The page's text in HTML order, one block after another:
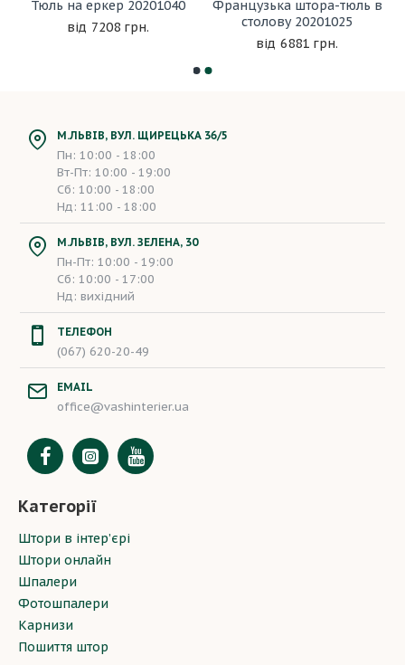
Тюль на еркер 20201040
7208 грн.
Французька штора-тюль в
столову 20201025
6881 грн.
М.ЛЬВІВ, ВУЛ. ЩИРЕЦЬКА 36/5
Пн: 10:00 - 18:00
Вт-Пт: 10:00 - 19:00
Сб: 10:00 - 18:00
Нд: 11:00 - 18:00
М.ЛЬВІВ, ВУЛ. ЗЕЛЕНА, 30
Пн-Пт: 10:00 - 19:00
Сб: 10:00 - 17:00
Нд: вихідний
ТЕЛЕФОН
(067) 620-20-49
EMAIL
office@vashinterier.ua
Категорії
Штори в інтер’єрі
Штори онлайн
Шпалери
Фотошпалери
Карнизи
Пошиття штор